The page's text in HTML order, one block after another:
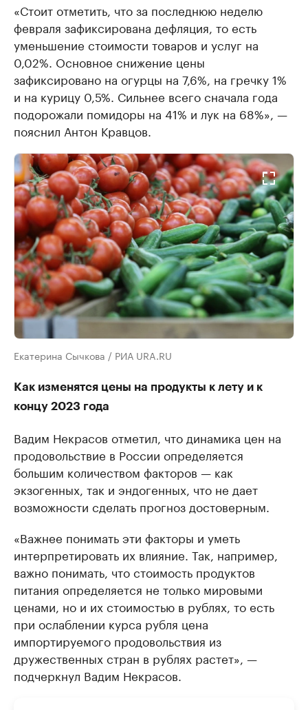
«Стоит отметить, что за последнюю неделю
февраля зафиксирована дефляция, то есть
уменьшение стоимости товаров и услуг на
0,02%. Основное снижение цены
зафиксировано на огурцы на 7,6%, на гречку 1%
и на курицу 0,5%. Сильнее всего сначала года
подорожали помидоры на 41% и лук на 68%», —
пояснил Антон Кравцов.
Екатерина Сычкова / РИА URA.RU
Как изменятся цены на продукты к лету и к
концу 2023 года
Вадим Некрасов отметил, что динамика цен на
продовольствие в России определяется
большим количеством факторов — как
экзогенных, так и эндогенных, что не дает
возможности сделать прогноз достоверным.
«Важнее понимать эти факторы и уметь
интерпретировать их влияние. Так, например,
важно понимать, что стоимость продуктов
питания определяется не только мировыми
ценами, но и их стоимостью в рублях, то есть
при ослаблении курса рубля цена
импортируемого продовольствия из
дружественных стран в рублях растет», —
подчеркнул Вадим Некрасов.